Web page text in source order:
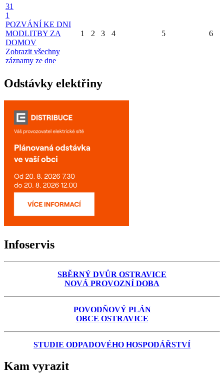
31
1
POZVÁNÍ KE DNI
MODLITBY ZA
DOMOV
Zobrazit všechny
záznamy ze dne
1 2 3 4 5 6
Odstávky elektřiny
Infoservis
SBĚRNÝ DVŮR OSTRAVICE
NOVÁ PROVOZNÍ DOBA
POVODŇOVÝ PLÁN
OBCE OSTRAVICE
STUDIE ODPADOVÉHO HOSPODÁŘSTVÍ
Kam vyrazit